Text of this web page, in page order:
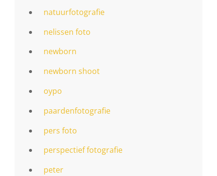
natuurfotografie
nelissen foto
newborn
newborn shoot
oypo
paardenfotografie
pers foto
perspectief fotografie
peter